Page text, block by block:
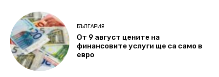
БЪЛГАРИЯ
От 9 август цените на
финансовите услуги ще са само в
евро